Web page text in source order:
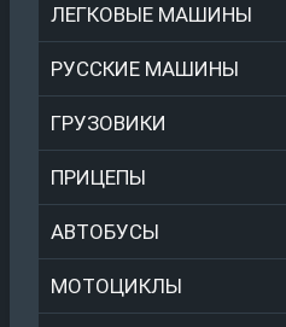
ЛЕГКОВЫЕ МАШИНЫ
РУССКИЕ МАШИНЫ
ГРУЗОВИКИ
ПРИЦЕПЫ
АВТОБУСЫ
МОТОЦИКЛЫ